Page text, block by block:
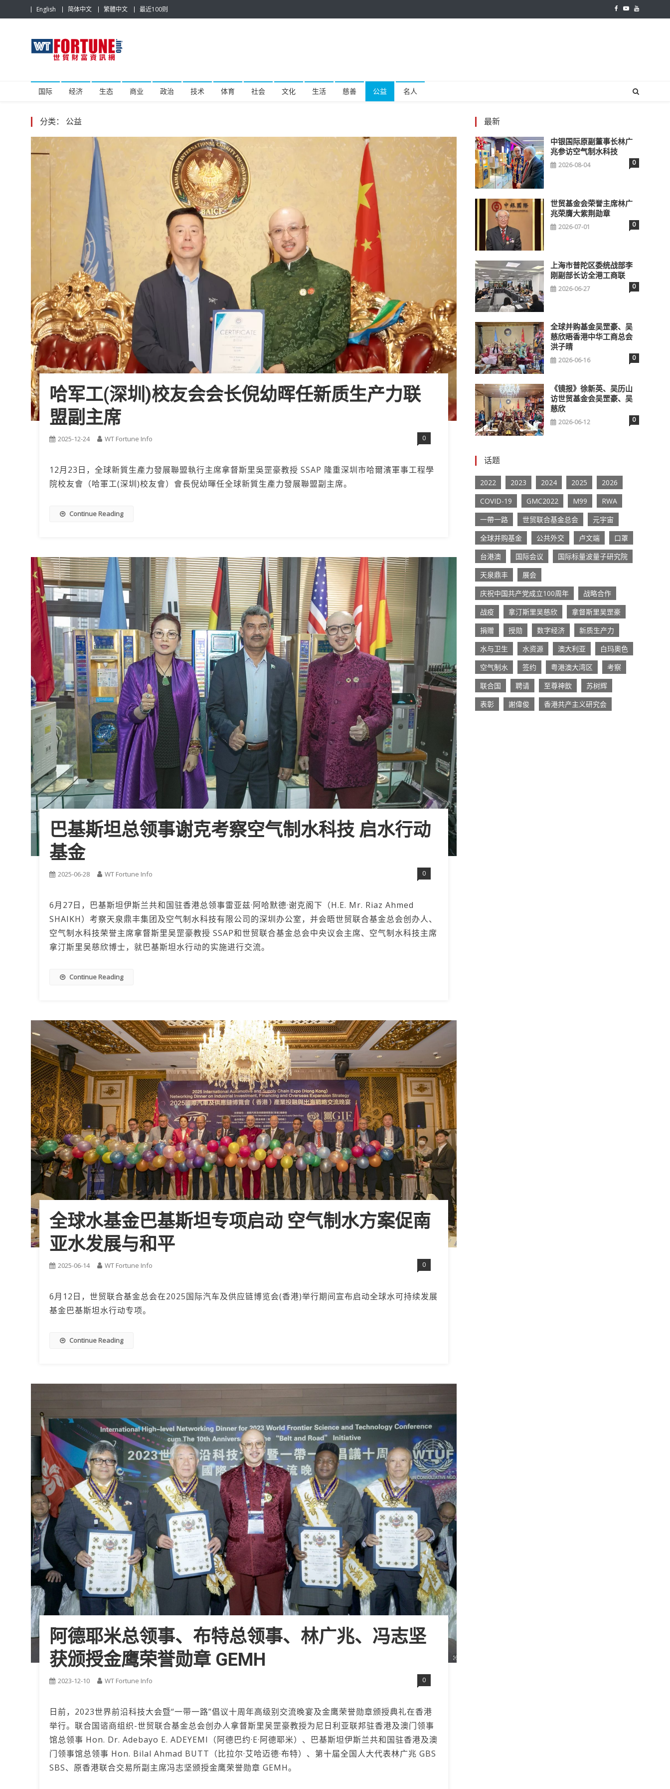
to
English 简体中文 繁體中文 最近100则
国际 经济 生态 商业 政治 技术 体育 社会 文化 生活 慈善 公益 名人
分类： 公益
哈军工(深圳)校友会会长倪幼晖任新质生产力联
盟副主席
2025-12-24 WT Fortune Info 0
12月23日，全球新質生產力發展聯盟執行主席拿督斯里吳罡豪教授 SSAP 隆重深圳市哈爾濱軍事工程學
院校友會（哈軍工(深圳)校友會）會長倪幼暉任全球新質生產力發展聯盟副主席。
Continue Reading
巴基斯坦总领事谢克考察空气制水科技 启水行动
基金
2025-06-28 WT Fortune Info 0
6月27日，巴基斯坦伊斯兰共和国驻香港总领事雷亚兹·阿哈默德·谢克阁下（H.E. Mr. Riaz Ahmed
SHAIKH）考察天泉鼎丰集团及空气制水科技有限公司的深圳办公室，并会晤世贸联合基金总会创办人、
空气制水科技荣誉主席拿督斯里吴罡豪教授 SSAP和世贸联合基金总会中央议会主席、空气制水科技主席
拿汀斯里吴慈欣博士，就巴基斯坦水行动的实施进行交流。
Continue Reading
全球水基金巴基斯坦专项启动 空气制水方案促南
亚水发展与和平
2025-06-14 WT Fortune Info 0
6月12日，世贸联合基金总会在2025国际汽车及供应链博览会(香港)举行期间宣布启动全球水可持续发展
基金巴基斯坦水行动专项。
Continue Reading
阿德耶米总领事、布特总领事、林广兆、冯志坚
获颁授金鹰荣誉勋章 GEMH
2023-12-10 WT Fortune Info 0
日前，2023世界前沿科技大会暨“一带一路”倡议十周年高级别交流晚宴及金鹰荣誉勋章颁授典礼在香港
举行。联合国谘商组织-世贸联合基金总会创办人拿督斯里吴罡豪教授为尼日利亚联邦驻香港及澳门领事
馆总领事 Hon. Dr. Adebayo E. ADEYEMI（阿德巴约·E·阿德耶米）、巴基斯坦伊斯兰共和国驻香港及澳
门领事馆总领事 Hon. Bilal Ahmad BUTT（比拉尔·艾哈迈德·布特）、第十届全国人大代表林广兆 GBS
SBS、原香港联合交易所副主席冯志坚颁授金鹰荣誉勋章 GEMH。
最新
中银国际原副董事长林广
兆参访空气制水科技
2026-08-04 0
世贸基金会荣誉主席林广
兆荣膺大紫荆勋章
2026-07-01 0
上海市普陀区委统战部李
刚副部长访全港工商联
2026-06-27 0
全球并购基金吴罡豪、吴
慈欣晤香港中华工商总会
洪子晴
2026-06-16 0
《镜报》徐新英、吴历山
访世贸基金会吴罡豪、吴
慈欣
2026-06-12 0
话题
2022 2023 2024 2025
2026
COVID-19
GMC2022 M99
RWA
一帶一路
世贸联合基金总会
元宇宙
全球并购基金
公共外交 卢文端
口罩
台港澳
国际会议
国际标量波量子研究院
天泉鼎丰
展会
庆祝中国共产党成立100周年
战略合作
战疫
拿汀斯里吴慈欣
拿督斯里吴罡豪
捐赠
授勋 数字经济
新质生产力
水与卫生
水资源 澳大利亚
白玛奧色
空气制水
签约 粤港澳大湾区
考察
联合国
聘请 至尊神飲
苏树辉
表彰
謝偉俊 香港共产主义研究会